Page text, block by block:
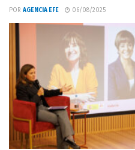
POR AGENCIA EFE 06/08/2025